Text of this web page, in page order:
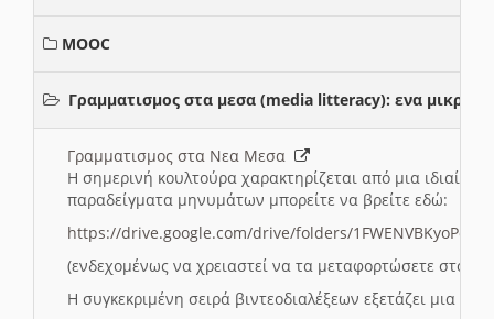
MOOC
Γραμματισμος στα μεσα (media litteracy): ενα μικρο
Γραμματισμος στα Νεα Μεσα
Η σημερινή κουλτούρα χαρακτηρίζεται από μια
παραδείγματα μηνυμάτων μπορείτε να βρείτε εδώ:
https://drive.google.com/drive/folders/
(ενδεχομένως να χρειαστεί να τα μεταφορτώσετε στο
Η συγκεκριμένη σειρά βιντεοδιαλέξεων εξετάζει μια